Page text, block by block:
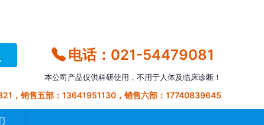
电话：021-54479081
本公司产品仅供科研使用，不用于人体及临床诊断！
，销售五部：13641951130，销售六部：17740839645